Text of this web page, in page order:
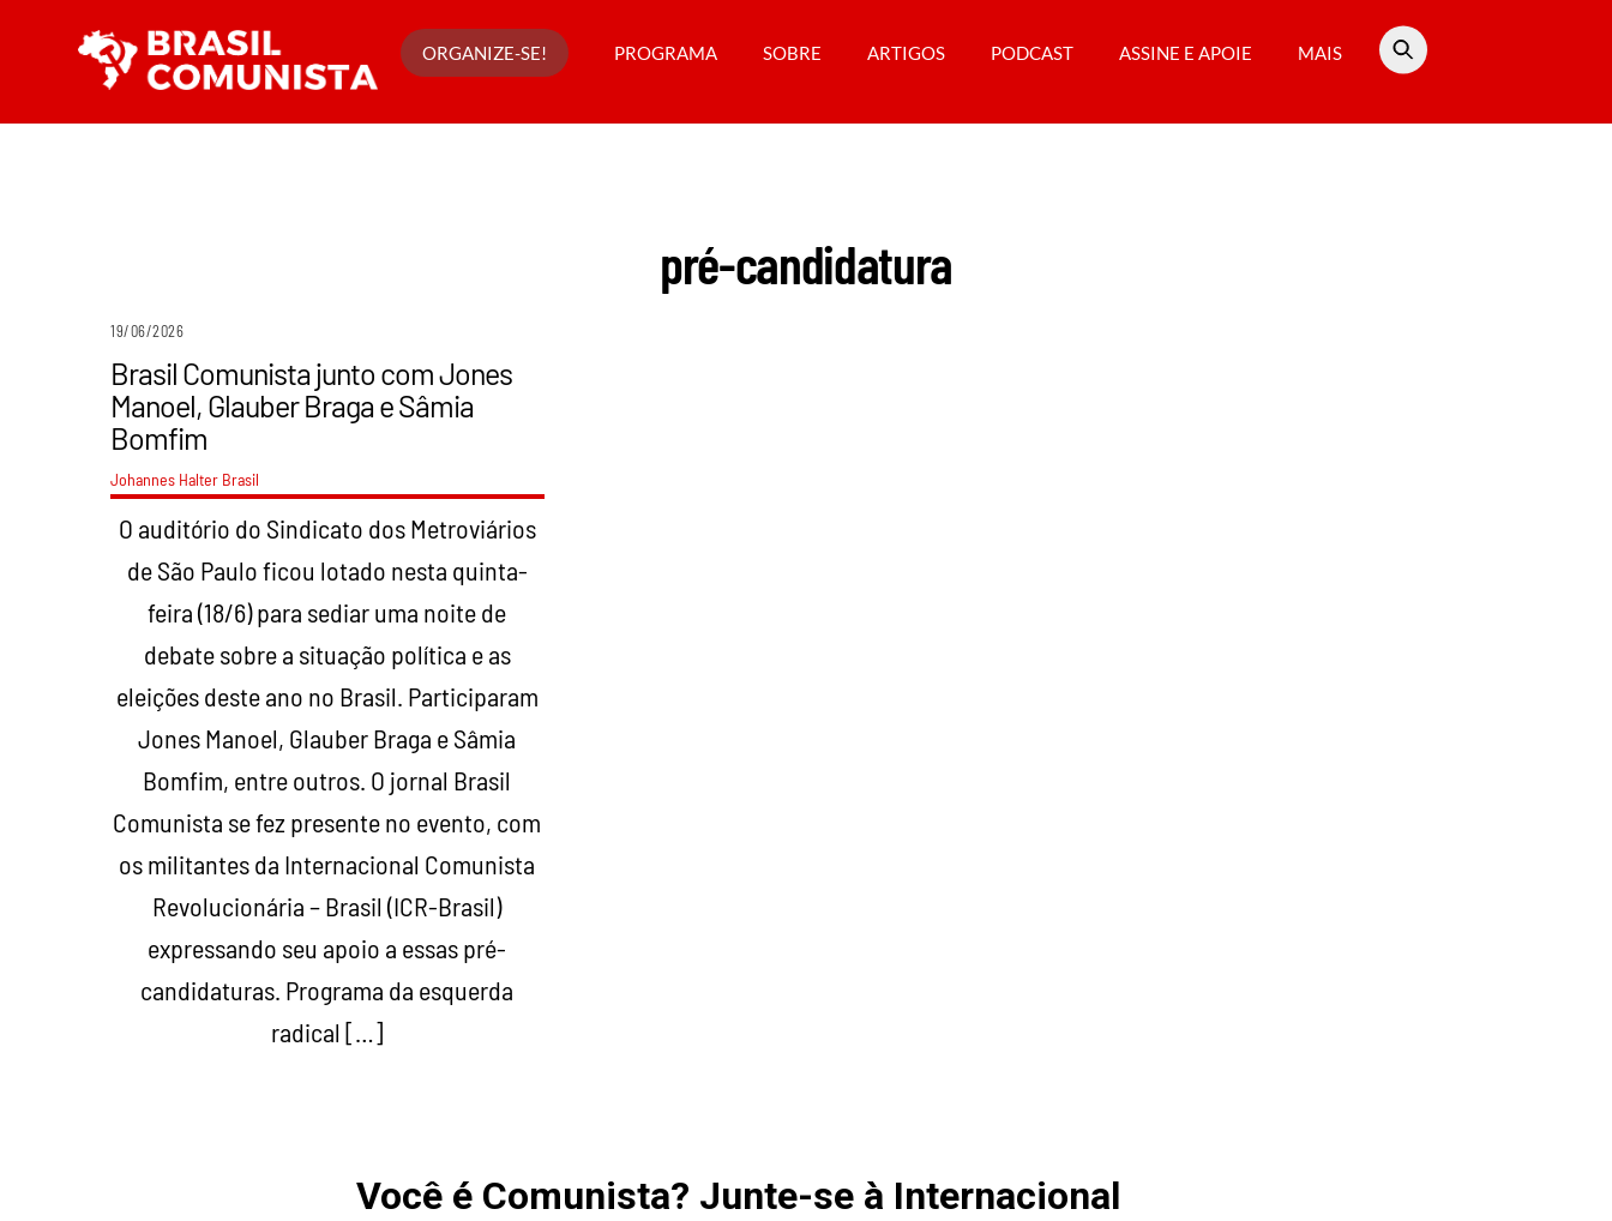
conteúdo
ORGANIZE-SE! PROGRAMA SOBRE ARTIGOS PODCAST ASSINE E APOIE MAIS
pré-candidatura
19/06/2026
Brasil Comunista junto com Jones
Manoel, Glauber Braga e Sâmia
Bomfim
Johannes Halter Brasil
O auditório do Sindicato dos Metroviários
de São Paulo ficou lotado nesta quinta-
feira (18/6) para sediar uma noite de
debate sobre a situação política e as
eleições deste ano no Brasil. Participaram
Jones Manoel, Glauber Braga e Sâmia
Bomfim, entre outros. O jornal Brasil
Comunista se fez presente no evento, com
os militantes da Internacional Comunista
Revolucionária – Brasil (ICR-Brasil)
expressando seu apoio a essas pré-
candidaturas. Programa da esquerda
radical […]